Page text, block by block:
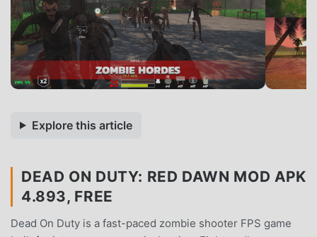
Explore this article
DEAD ON DUTY: RED DAWN MOD APK
4.893, FREE
Dead On Duty is a fast-paced zombie shooter FPS game